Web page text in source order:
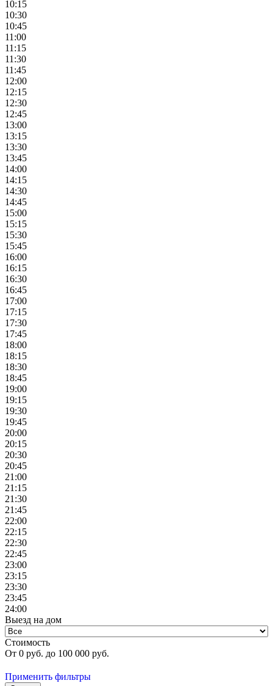
10:15
10:30
10:45
11:00
11:15
11:30
11:45
12:00
12:15
12:30
12:45
13:00
13:15
13:30
13:45
14:00
14:15
14:30
14:45
15:00
15:15
15:30
15:45
16:00
16:15
16:30
16:45
17:00
17:15
17:30
17:45
18:00
18:15
18:30
18:45
19:00
19:15
19:30
19:45
20:00
20:15
20:30
20:45
21:00
21:15
21:30
21:45
22:00
22:15
22:30
22:45
23:00
23:15
23:30
23:45
24:00
Выезд на дом
Стоимость
От 0 руб. до 100 000 руб.
Применить фильтры